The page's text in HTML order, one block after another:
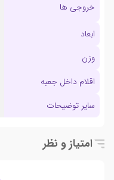
خروجی ها
ابعاد
وزن
اقلام داخل جعبه
سایر توضیحات
امتیاز و نظر